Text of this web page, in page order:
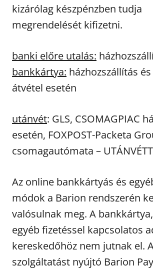
kizárólag készpénzben tudja
megrendelését kifizetni.
banki előre utalás:
bankkártya: házhozszállítás
átvétel esetén
utánvét: GLS, CSOMAGPIAC
esetén, FOXPOST-Packeta
csomagautómata –
Az online bankkártyás és
módok a Barion rendszerén
valósulnak meg. A
egyéb fizetéssel kapcsolatos
kereskedőhöz nem jutnak el.
szolgáltatást nyújtó Barion